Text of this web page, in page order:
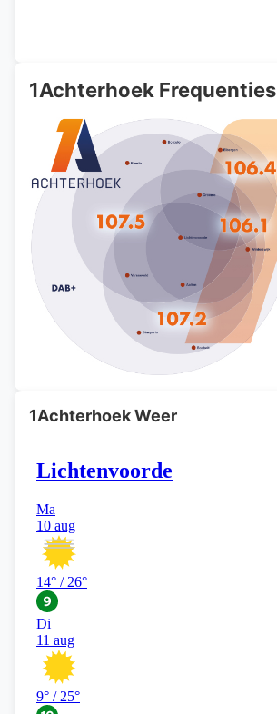
1Achterhoek Frequenties
1Achterhoek Weer